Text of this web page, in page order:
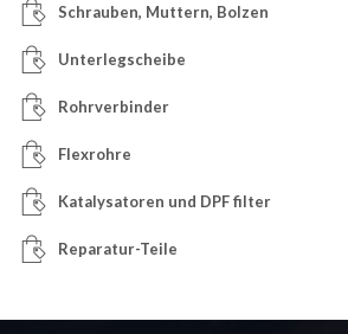
Schrauben, Muttern, Bolzen
Unterlegscheibe
Rohrverbinder
Flexrohre
Katalysatoren und DPF filter
Reparatur-Teile